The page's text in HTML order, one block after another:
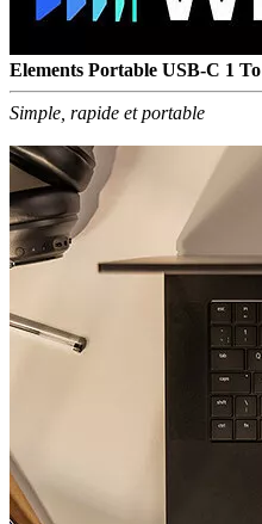
Elements Portable USB-C 1 To
Simple, rapide et portable